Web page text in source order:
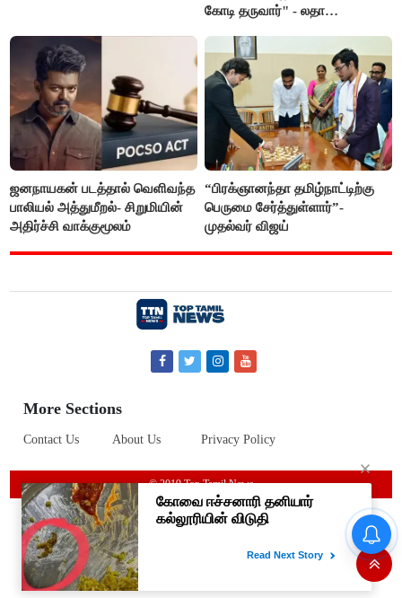
கோடி தருவார்" - லதா
ஜனநாயகன் படத்தால் வெளிவந்த
பாலியல் அத்துமீறல்- சிறுமியின்
அதிர்ச்சி வாக்குமூலம்
“பிரக்ஞானந்தா தமிழ்நாட்டிற்கு
பெருமை சேர்த்துள்ளார்”-
முதல்வர் விஜய்
More Sections
Contact Us About Us Privacy Policy
© 2019 Top Tamil News
இமாச்சலில் பயணிகள் பஸ்
சோகம்..!! பிரதமர் மோடி